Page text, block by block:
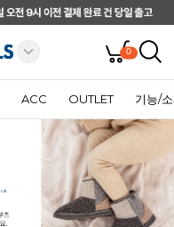
0
ACC OUTLET 기능/